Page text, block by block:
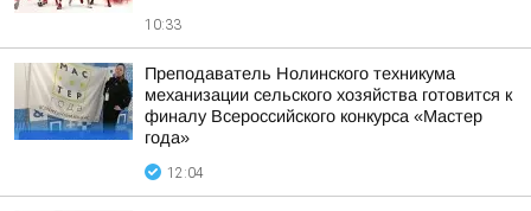
10:33
Преподаватель Нолинского техникума
механизации сельского хозяйства готовится к
финалу Всероссийского конкурса «Мастер
года»
12:04